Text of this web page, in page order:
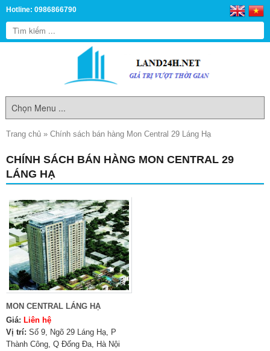
Hotline: 0986866790
Trang chủ » Chính sách bán hàng Mon Central 29 Láng Hạ
CHÍNH SÁCH BÁN HÀNG MON CENTRAL 29
LÁNG HẠ
MON CENTRAL LÁNG HẠ
Giá: Liên hệ
Vị trí: Số 9, Ngõ 29 Láng Hạ, P
Thành Công, Q Đống Đa, Hà Nội